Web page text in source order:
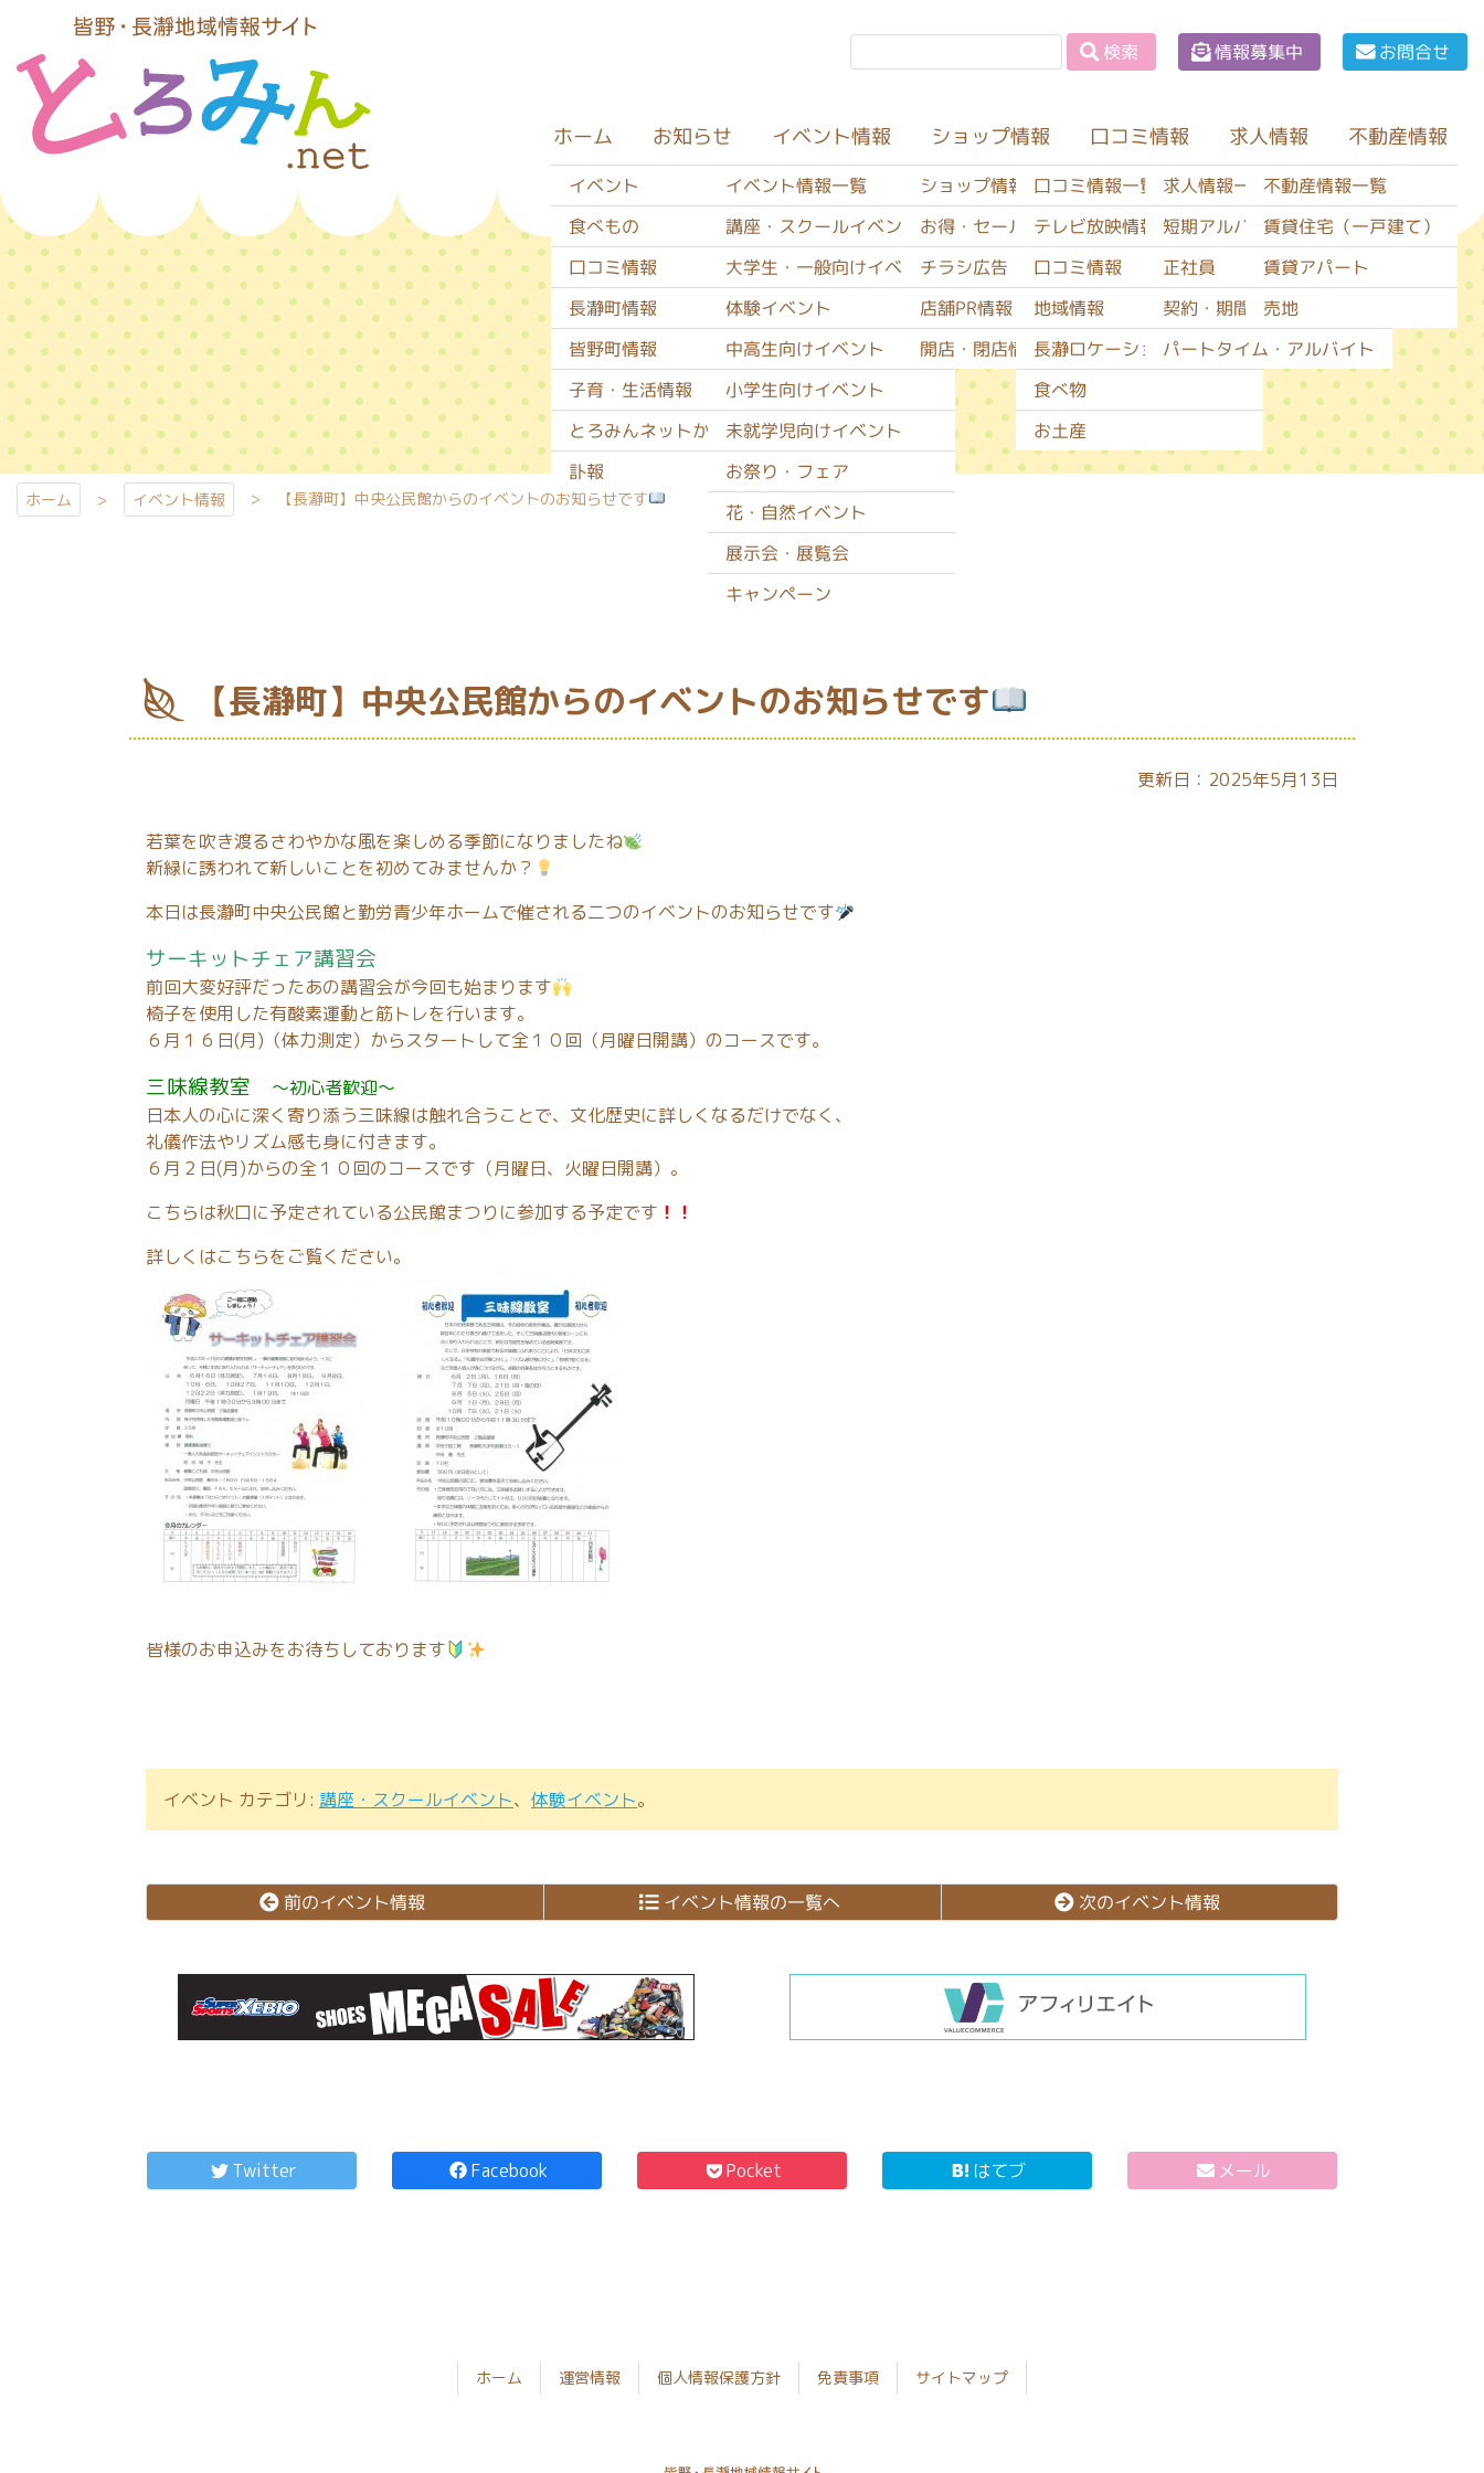
へ
ス
キ
ッ
とろみんネッ
ト
検索 情報募集中 お問合せ
ホーム お知らせ
イベント
食べもの
口コミ情報
長瀞町情報
皆野町情報
子育・生活情報
とろみんネットからのお知らせ
訃報
イベント情報
イベント情報一覧
講座・スクールイベント
大学生・一般向けイベント
体験イベント
中高生向けイベント
小学生向けイベント
未就学児向けイベント
お祭り・フェア
花・自然イベント
展示会・展覧会
キャンペーン
ショップ情報
ショップ情報一覧
お得・セール情報
チラシ広告
店舗PR情報
開店・閉店情報
口コミ情報
口コミ情報一覧
テレビ放映情報
口コミ情報
地域情報
長瀞ロケーションサービス
食べ物
お土産
求人情報
求人情報一覧
短期アルバイト
正社員
契約・期間社員
パートタイム・アルバイト
不動産情報
不動産情報一覧
賃貸住宅（一戸建て）
賃貸アパート
売地
イベント情報
ホーム イベント情報 【長瀞町】中央公民館からのイベントのお知らせです
【長瀞町】中央公民館からのイベントのお知らせです
更新日：2025年5月13日
若葉を吹き渡るさわやかな風を楽しめる季節になりましたね
新緑に誘われて新しいことを初めてみませんか？
本日は長瀞町中央公民館と勤労青少年ホームで催される二つのイベントのお知らせです
サーキットチェア講習会
前回大変好評だったあの講習会が今回も始まります
椅子を使用した有酸素運動と筋トレを行います。
６月１６日(月)（体力測定）からスタートして全１０回（月曜日開講）のコースです。
三味線教室
～初心者歓迎～
日本人の心に深く寄り添う三味線は触れ合うことで、文化歴史に詳しくなるだけでなく、
礼儀作法やリズム感も身に付きます。
６月２日(月)からの全１０回のコースです（月曜日、火曜日開講）。
こちらは秋口に予定されている公民館まつりに参加する予定です ！！
詳しくはこちらをご覧ください。
皆様のお申込みをお待ちしております
イベント カテゴリ: 講座・スクールイベント、 体験イベント。
前のイベント情報 イベント情報の一覧へ 次のイベント情報
Twitter Facebook Pocket はてブ メール
ホーム 運営情報 個人情報保護方針 免責事項 サイトマップ